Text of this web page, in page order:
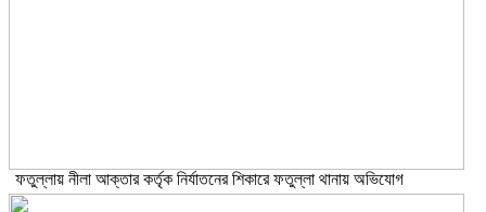
ফতুল্লায় নীলা আক্তার কর্তৃক নির্যাতনের শিকারে ফতুল্লা থানায় অভিযোগ